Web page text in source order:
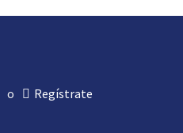
o
Regístrate